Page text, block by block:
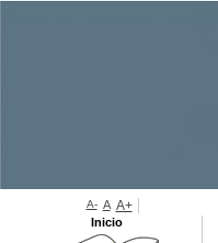
A- A A+
Inicio